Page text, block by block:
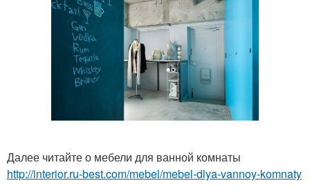
Далее читайте о мебели для ванной комнаты
http://interior.ru-best.com/mebel/mebel-dlya-vannoy-komnaty